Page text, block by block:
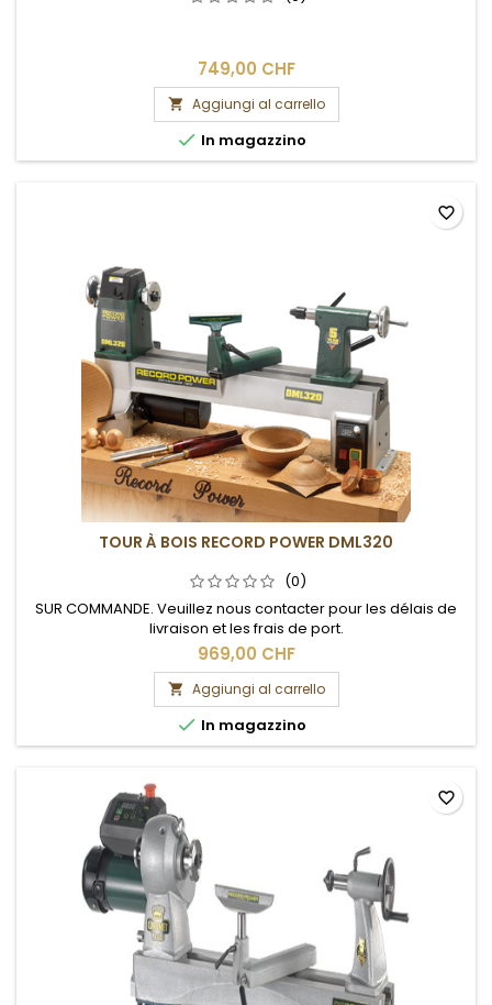
749,00 CHF
 Aggiungi al carrello
 In magazzino
TOUR À BOIS RECORD POWER DML320
(0)
SUR COMMANDE. Veuillez nous contacter pour les délais de
livraison et les frais de port.
969,00 CHF
 Aggiungi al carrello
 In magazzino
favorite_border
favorite_border